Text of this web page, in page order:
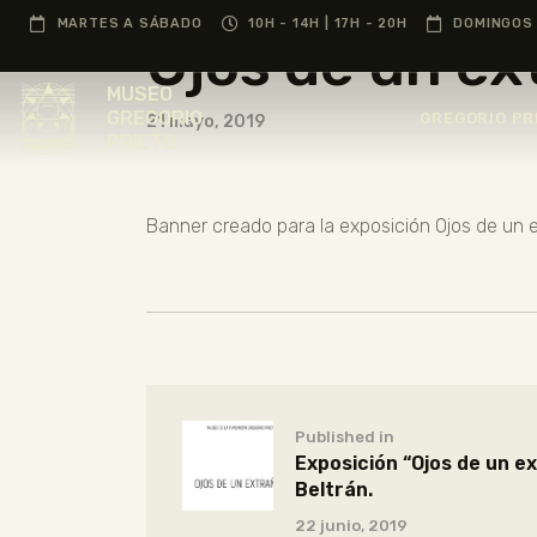
MARTES A SÁBADO 10H - 14H | 17H - 20H
MUSEO
GREGORIO
Ojos de un
21 mayo, 2019
Banner creado para la exposición Ojos de
Published in
Exposición “Ojos de un
Beltrán.
22 junio, 2019